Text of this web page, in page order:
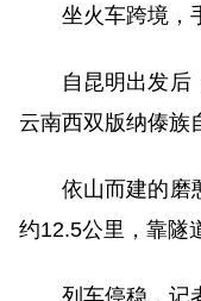
坐火车跨境，
自昆明出发
云南西双版纳傣族
依山而建的磨
约12.5公里，靠隧
列车停稳，记